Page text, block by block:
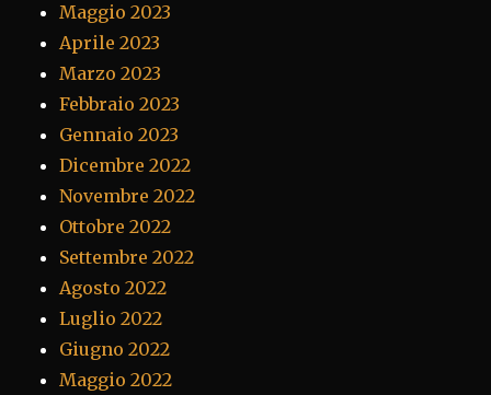
Maggio 2023
Aprile 2023
Marzo 2023
Febbraio 2023
Gennaio 2023
Dicembre 2022
Novembre 2022
Ottobre 2022
Settembre 2022
Agosto 2022
Luglio 2022
Giugno 2022
Maggio 2022